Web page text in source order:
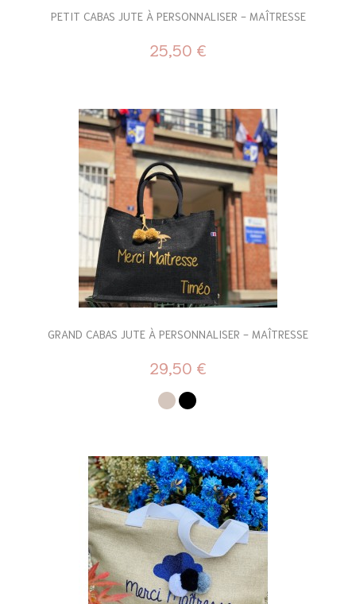
PETIT CABAS JUTE À PERSONNALISER - MAÎTRESSE
25,50 €
GRAND CABAS JUTE À PERSONNALISER - MAÎTRESSE
29,50 €